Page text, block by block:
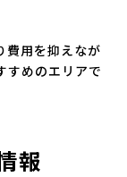
費用を抑えなが
すめのエリアで
報